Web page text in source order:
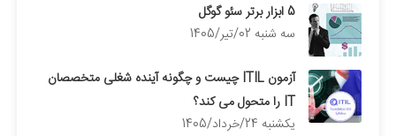
5 ابزار برتر سئو گوگل
سه شنبه 02/تیر/1405
آزمون ITIL چیست و چگونه آینده شغلی متخصصان
IT را متحول می کند؟
يكشنبه 24/خرداد/1405